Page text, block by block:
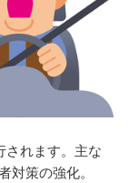
されます。主な
策の強化。